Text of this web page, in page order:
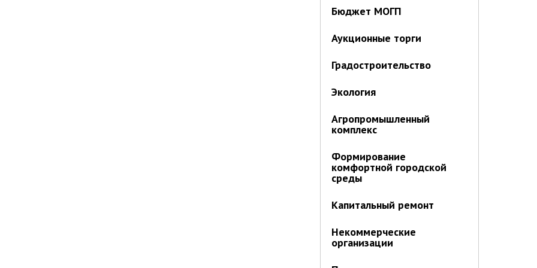
Бюджет МОГП
Аукционные торги
Градостроительство
Экология
Агропромышленный
комплекс
Формирование
комфортной городской
среды
Капитальный ремонт
Некоммерческие
организации